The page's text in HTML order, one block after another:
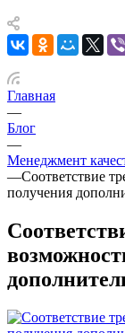
Главная
—
Блог
—
Менеджмент
—Соответствие
получения